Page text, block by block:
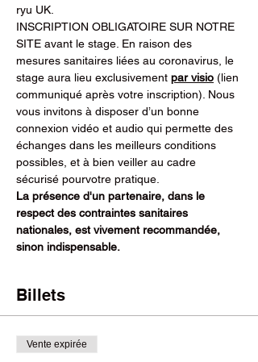
ryu UK.
INSCRIPTION OBLIGATOIRE SUR NOTRE
SITE avant le stage. En raison des
mesures sanitaires liées au coronavirus, le
stage aura lieu exclusivement par visio (lien
communiqué après votre inscription). Nous
vous invitons à disposer d’un bonne
connexion vidéo et audio qui permette des
échanges dans les meilleurs conditions
possibles, et à bien veiller au cadre
sécurisé pourvotre pratique.
La présence d'un partenaire, dans le
respect des contraintes sanitaires
nationales, est vivement recommandée,
sinon indispensable.
Billets
Vente expirée